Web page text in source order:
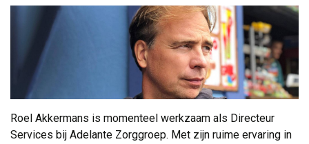
Roel Akkermans is momenteel werkzaam als Directeur
Services bij Adelante Zorggroep. Met zijn ruime ervaring in